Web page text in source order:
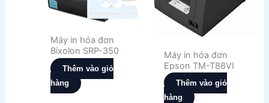
Máy in hóa đơn
Bixolon SRP-350
Thêm vào giỏ
hàng
Máy in hóa đơn
Epson TM-T88VI
Thêm vào giỏ
hàng